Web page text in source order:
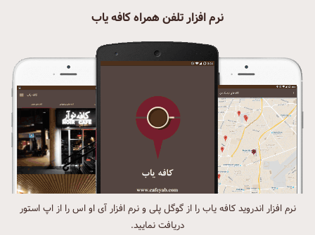
نرم افزار تلفن همراه کافه یاب
نرم افزار اندروید کافه یاب را از گوگل پلی و نرم افزار آی او اس را از اپ استور
دریافت نمایید.